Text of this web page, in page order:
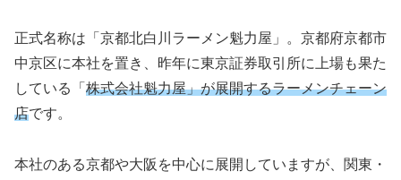
正式名称は「京都北白川ラーメン魁力屋」。京都府京都市
中京区に本社を置き、昨年に東京証券取引所に上場も果た
している「 株式会社魁力屋」が展開するラーメンチェーン
店です。
本社のある京都や大阪を中心に展開していますが、関東・